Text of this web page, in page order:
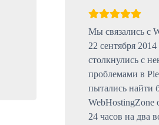
Мы связались с
22 сентября
столкнулись с
проблемами в
пытались найти
WebHostingZone
24 часов на два